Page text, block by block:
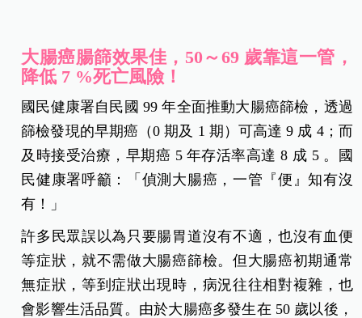
大腸癌腸篩效果佳，50～69 歲靠這一管，
降低 7 %死亡風險！
國民健康署自民國 99 年全面推動大腸癌篩檢，透過
篩檢發現的早期癌（0 期及 1 期）可高達 9 成 4；而
及時接受治療，早期癌 5 年存活率高達 8 成 5 。國
民健康署呼籲：「偵測大腸癌，一管『便』知有沒
有！」
許多民眾誤以為只要腸胃道沒有不適，也沒有血便
等症狀，就不需做大腸癌篩檢。但大腸癌初期通常
無症狀，等到症狀出現時，病況往往相對複雜，也
會影響生活品質。由於大腸癌多發生在 50 歲以後，